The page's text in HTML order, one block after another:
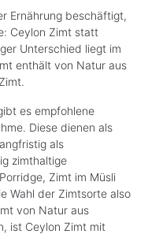
Ernährung beschäftigt,
Ceylon Zimt statt
Unterschied liegt im
enthält von Natur aus
es empfohlene
Diese dienen als
als
zimthaltige
Zimt im Müsli
Wahl der Zimtsorte also
von Natur aus
ist Ceylon Zimt mit